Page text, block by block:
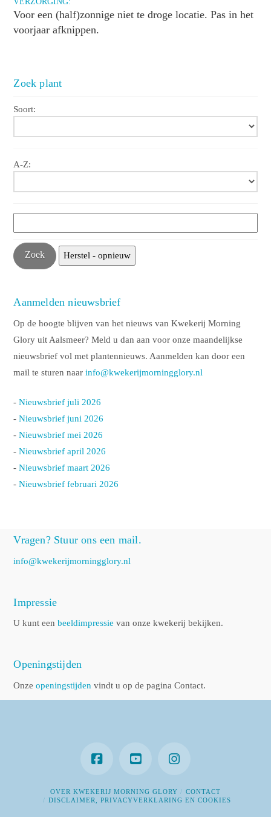
Voor een (half)zonnige niet te droge locatie. Pas in het
voorjaar afknippen.
Zoek plant
Soort:
A-Z:
Aanmelden nieuwsbrief
Op de hoogte blijven van het nieuws van Kwekerij Morning
Glory uit Aalsmeer? Meld u dan aan voor onze maandelijkse
nieuwsbrief vol met plantennieuws. Aanmelden kan door een
mail te sturen naarinfo@kwekerijmorningglory.nl
-Nieuwsbrief juli 2026
-Nieuwsbrief juni 2026
-Nieuwsbrief mei 2026
-Nieuwsbrief april 2026
-Nieuwsbrief maart 2026
-Nieuwsbrief februari 2026
Vragen? Stuur ons een mail.
info@kwekerijmorningglory.nl
Impressie
U kunt eenbeeldimpressie van onze kwekerij bekijken.
Openingstijden
Onzeopeningstijden vindt u op de pagina Contact.
OVER KWEKERIJ MORNING GLORY
CONTACT
DISCLAIMER, PRIVACYVERKLARING EN COOKIES